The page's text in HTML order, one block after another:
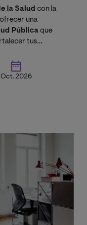
la Salud con la
una
Pública que
tus
Oct. 2026